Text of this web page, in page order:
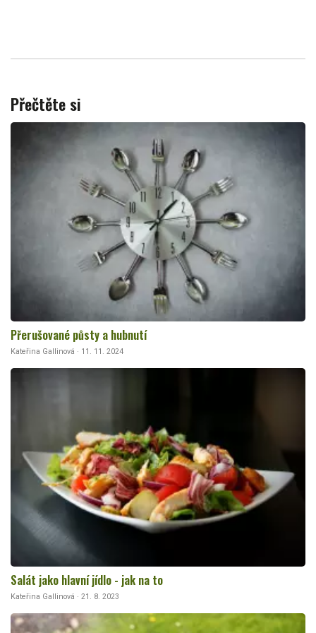
Přečtěte si
Přerušované půsty a hubnutí
Kateřina Gallinová · 11. 11. 2024
Salát jako hlavní jídlo - jak na to
Kateřina Gallinová · 21. 8. 2023